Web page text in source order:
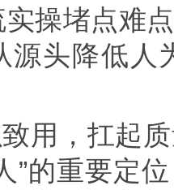
操堵点难
源头降低人
用，扛起
”的重要定